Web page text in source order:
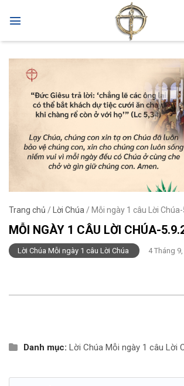
Trang chủ / Lời Chúa / Mỗi ngày 1 câu Lời
MỖI NGÀY 1 CÂU LỜI CHÚA-
Lời Chúa Mỗi ngày 1 câu Lời Chúa 4 Tháng
Danh mục: Lời Chúa Mỗi ngày 1 câu Lời